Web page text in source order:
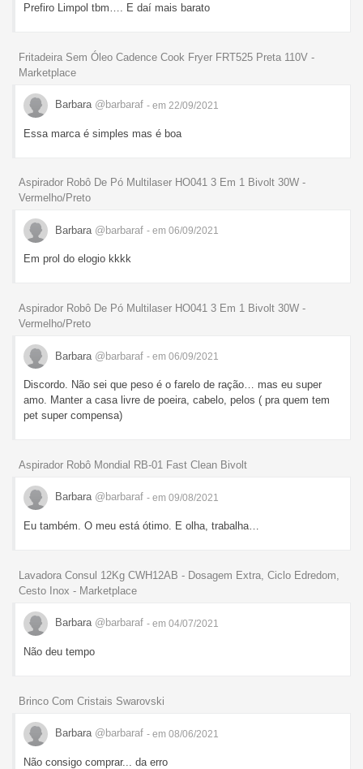
Prefiro Limpol tbm…. E daí mais barato
Fritadeira Sem Óleo Cadence Cook Fryer FRT525 Preta 110V -
Marketplace
Barbara @barbaraf - em 22/09/2021
Essa marca é simples mas é boa
Aspirador Robô De Pó Multilaser HO041 3 Em 1 Bivolt 30W -
Vermelho/Preto
Barbara @barbaraf - em 06/09/2021
Em prol do elogio kkkk
Aspirador Robô De Pó Multilaser HO041 3 Em 1 Bivolt 30W -
Vermelho/Preto
Barbara @barbaraf - em 06/09/2021
Discordo. Não sei que peso é o farelo de ração… mas eu super
amo. Manter a casa livre de poeira, cabelo, pelos ( pra quem tem
pet super compensa)
Aspirador Robô Mondial RB-01 Fast Clean Bivolt
Barbara @barbaraf - em 09/08/2021
Eu também. O meu está ótimo. E olha, trabalha…
Lavadora Consul 12Kg CWH12AB - Dosagem Extra, Ciclo Edredom,
Cesto Inox - Marketplace
Barbara @barbaraf - em 04/07/2021
Não deu tempo
Brinco Com Cristais Swarovski
Barbara @barbaraf - em 08/06/2021
Não consigo comprar... da erro